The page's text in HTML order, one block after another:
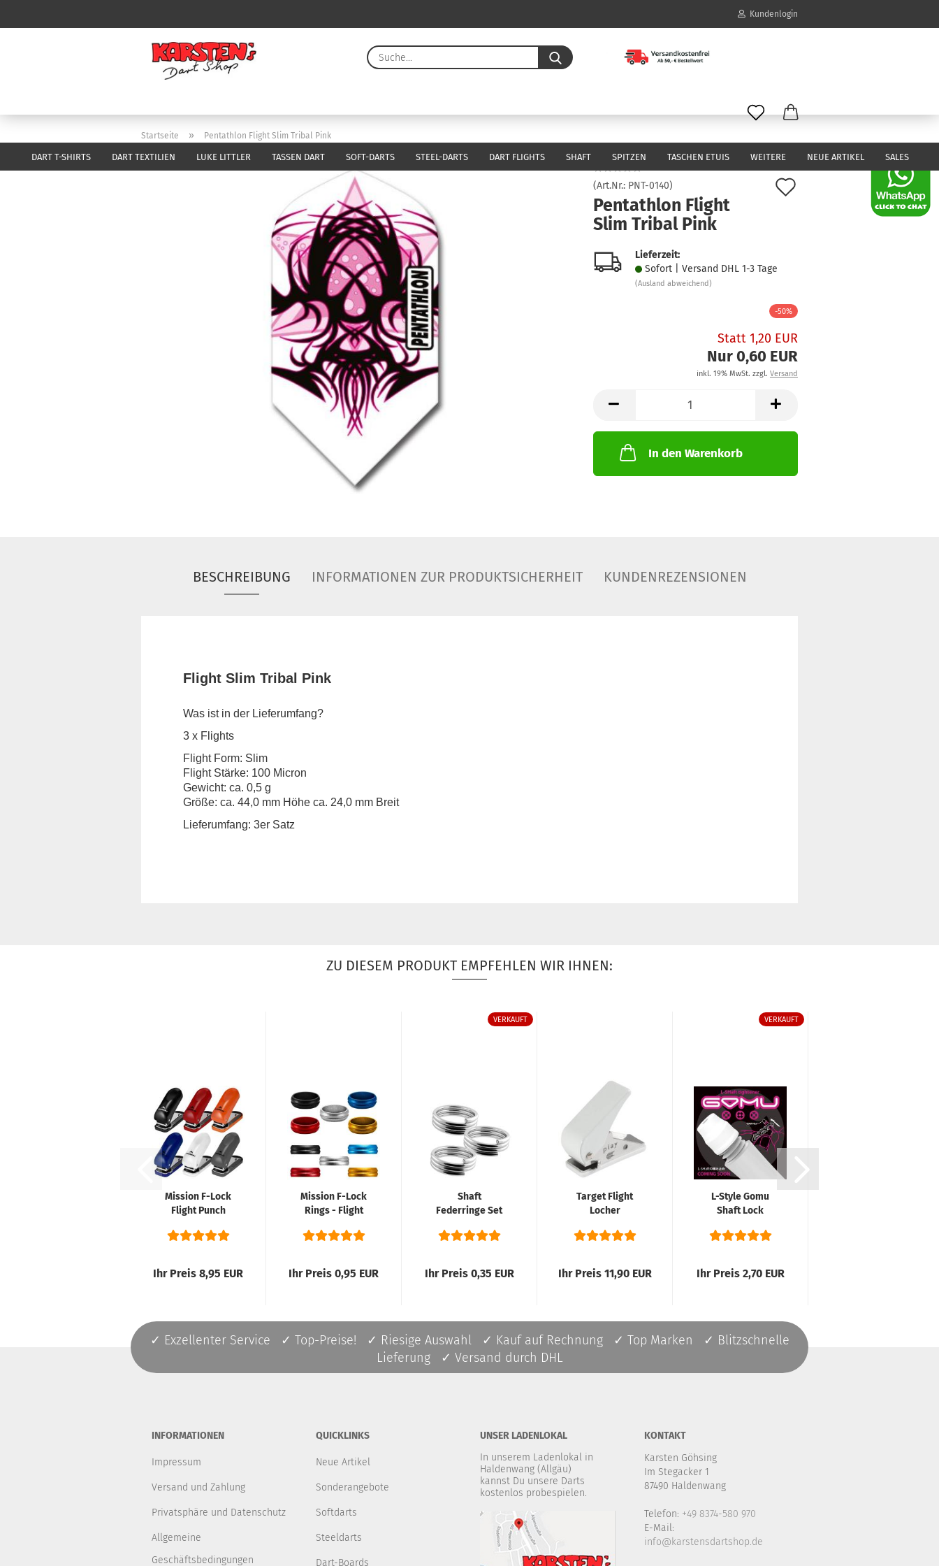
Kundenlogin
Konto erstellen
Passwort vergessen?
Suche...
DART T-SHIRTS DART TEXTILIEN LUKE LITTLER TASSEN DART SOFT-DARTS STEEL-DARTS DART FLIGHTS SHAFT SPITZEN TASCHEN ETUIS NEUE ARTIKEL SALES
WEITERE
Startseite » Pentathlon Flight Slim Tribal Pink
(Art.Nr.: PNT-0140)
Pentathlon Flight
Slim Tribal Pink
Lieferzeit:
Sofort | Versand DHL 1-3 Tage
(Ausland abweichend)
-50%
Statt 1,20 EUR
Nur 0,60 EUR
inkl. 19% MwSt. zzgl. Versand
In den Warenkorb
BESCHREIBUNG INFORMATIONEN ZUR PRODUKTSICHERHEIT KUNDENREZENSIONEN
Flight Slim Tribal Pink
Was ist in der Lieferumfang?
3 x Flights
Flight Form: Slim
Flight Stärke: 100 Micron
Gewicht: ca. 0,5 g
Größe: ca. 44,0 mm Höhe ca. 24,0 mm Breit
Lieferumfang: 3er Satz
ZU DIESEM PRODUKT EMPFEHLEN WIR IHNEN:
Mission F-Lock
Flight Punch
Locher...
Ihr Preis 8,95 EUR
Mission F-Lock
Rings - Flight
Farben...
Ihr Preis 0,95 EUR
VERKAUFT
Shaft
Federringe Set
Ihr Preis 0,35 EUR
Target Flight
Locher
Ihr Preis 11,90 EUR
VERKAUFT
L-Style Gomu
Shaft Lock
Ihr Preis 2,70 EUR
✓ Exzellenter Service ✓ Top-Preise! ✓ Riesige Auswahl ✓ Kauf auf Rechnung ✓ Top Marken ✓ Blitzschnelle
Lieferung ✓ Versand durch DHL
INFORMATIONEN
Impressum
Versand und Zahlung
Privatsphäre und Datenschutz
Allgemeine
Geschäftsbedingungen
QUICKLINKS
Neue Artikel
Sonderangebote
Softdarts
Steeldarts
Dart-Boards
UNSER LADENLOKAL
In unserem Ladenlokal in
Haldenwang (Allgäu)
kannst Du unsere Darts
kostenlos probespielen.
KONTAKT
Karsten Göhsing
Im Stegacker 1
87490 Haldenwang
Telefon: +49 8374-580 970
E-Mail:
info@karstensdartshop.de